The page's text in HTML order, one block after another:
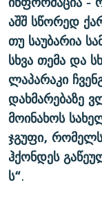
აშშ სწორედ
თუ საუბარია
სხვა თემა და
ლაპარაკი
დახმარებაზე
მოინახოს
ჯგუფი,
ჰქონდეს
ს“.